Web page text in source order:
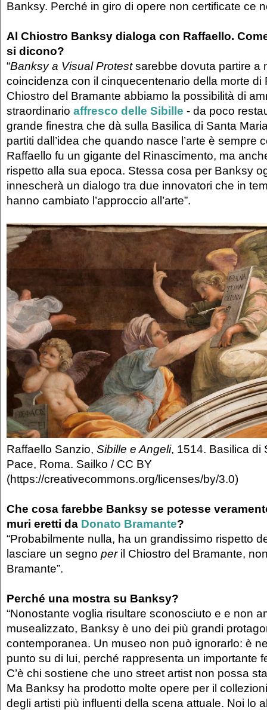
Banksy. Perché in giro di opere non certificate ce
Al Chiostro Banksy dialoga con Raffaello.
si dicono?
“Banksy a Visual Protestsarebbe dovuta partire a
coincidenza con il cinquecentenario della morte di
Chiostro del Bramante abbiamo la possibilità di
straordinario affresco delle Sibille - da poco
grande finestra che dà sulla Basilica di Santa
partiti dall’idea che quando nasce l’arte è sempre
Raffaello fu un gigante del Rinascimento, ma
rispetto alla sua epoca. Stessa cosa per Banksy
innescherà un dialogo tra due innovatori che in
hanno cambiato l’approccio all’arte”.
Raffaello Sanzio, Sibille e Angeli, 1514. Basilica di
Pace, Roma. Sailko / CC BY
(https://creativecommons.org/licenses/by/3.0)
Che cosa farebbe Banksy se potesse
muri eretti da Donato Bramante?
“Probabilmente nulla, ha un grandissimo rispetto
lasciare un segno peril Chiostro del Bramante,
Bramante”.
Perché una mostra su Banksy?
“Nonostante voglia risultare sconosciuto e e non
musealizzato, Banksy è uno dei più grandi
contemporanea. Un museo non può ignorarlo: è
punto su di lui, perché rappresenta un importante
C’è chi sostiene che uno street artist non possa
Ma Banksy ha prodotto molte opere per il
degli artisti più influenti della scena attuale. Noi lo